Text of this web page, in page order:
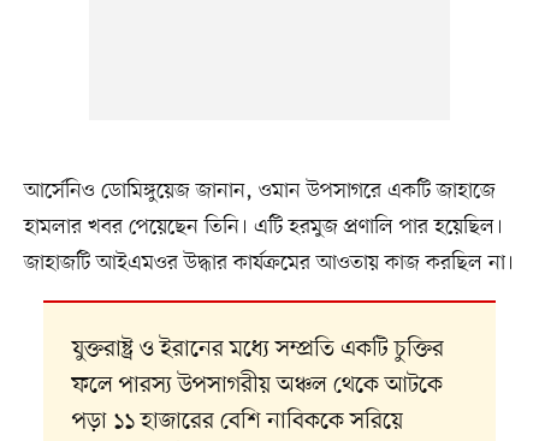
আর্সেনিও ডোমিঙ্গুয়েজ জানান, ওমান উপসাগরে একটি জাহাজে
হামলার খবর পেয়েছেন তিনি। এটি হরমুজ প্রণালি পার হয়েছিল।
জাহাজটি আইএমওর উদ্ধার কার্যক্রমের আওতায় কাজ করছিল না।
যুক্তরাষ্ট্র ও ইরানের মধ্যে সম্প্রতি একটি চুক্তির
ফলে পারস্য উপসাগরীয় অঞ্চল থেকে আটকে
পড়া ১১ হাজারের বেশি নাবিককে সরিয়ে